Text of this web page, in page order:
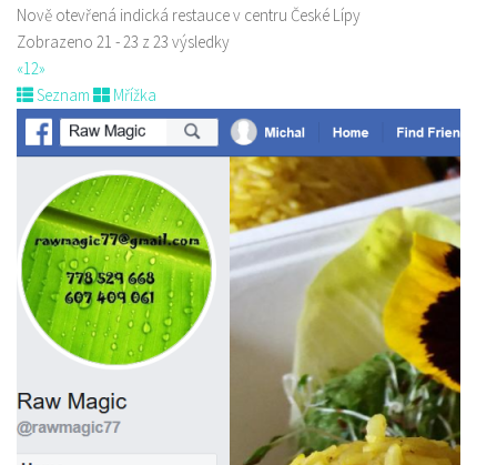
Nově otevřená indická restauce v centru České Lípy
Zobrazeno 21 - 23 z 23 výsledky
«12»
Seznam
Mřížka